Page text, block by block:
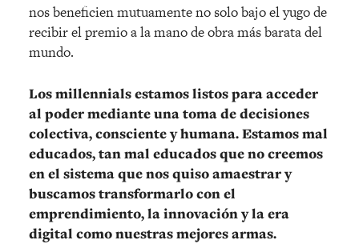
nos beneficien mutuamente no solo bajo el yugo de
recibir el premio a la mano de obra más barata del
mundo.
Los millennials estamos listos para acceder
al poder mediante una toma de decisiones
colectiva, consciente y humana. Estamos mal
educados, tan mal educados que no creemos
en el sistema que nos quiso amaestrar y
buscamos transformarlo con el
emprendimiento, la innovación y la era
digital como nuestras mejores armas.